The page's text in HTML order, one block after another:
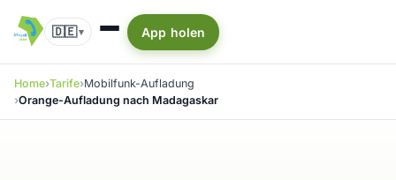
🇩🇪▾ App holen
Home Tarife Mobilfunk-Aufladung
Orange-Aufladung nach Madagaskar